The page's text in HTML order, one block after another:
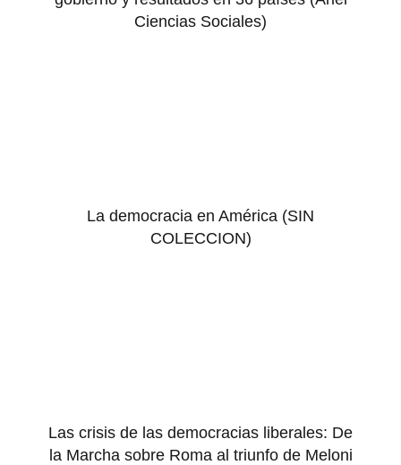
Ciencias Sociales)
La democracia en América (SIN
COLECCION)
Las crisis de las democracias liberales: De
la Marcha sobre Roma al triunfo de Meloni